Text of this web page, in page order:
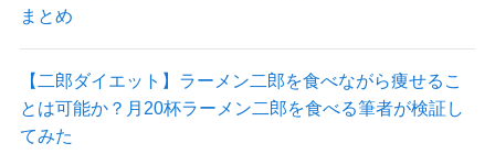
まとめ
【二郎ダイエット】ラーメン二郎を食べながら痩せるこ
とは可能か？月20杯ラーメン二郎を食べる筆者が検証し
てみた